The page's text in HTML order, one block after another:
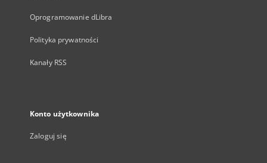
Oprogramowanie dLibra
Polityka prywatności
Kanały RSS
Konto użytkownika
Zaloguj się